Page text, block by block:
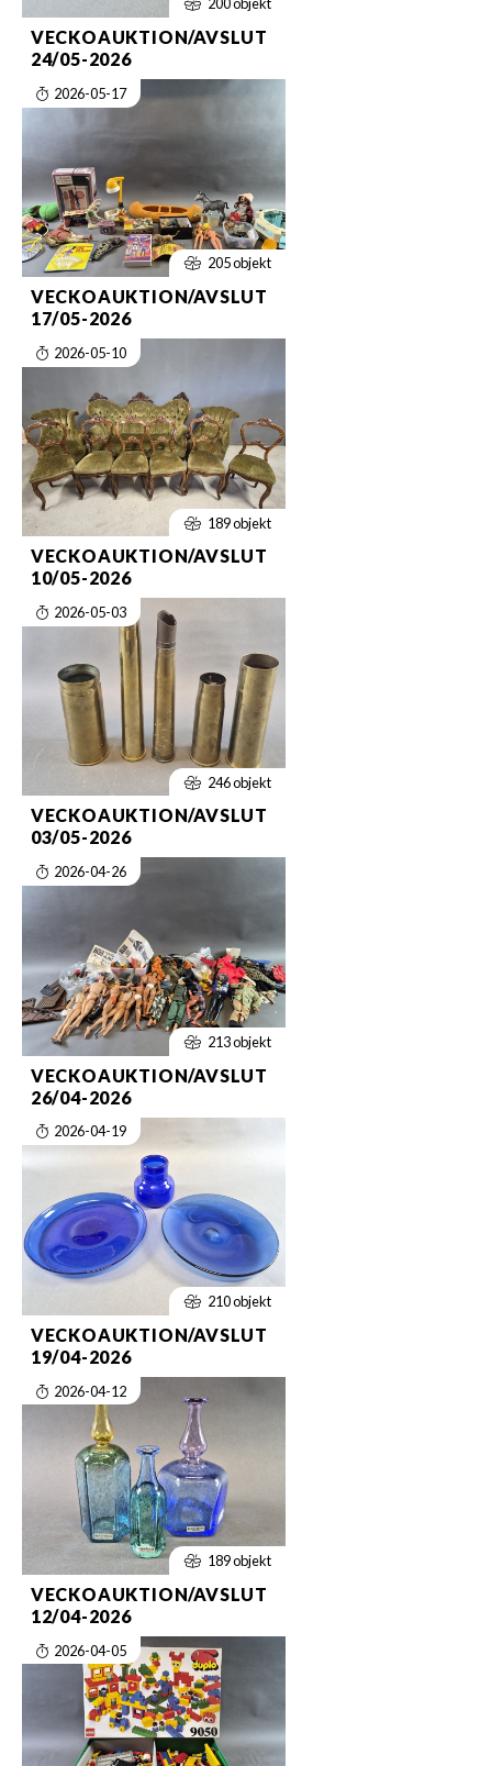
200 objekt
VECKOAUKTION/AVSLUT
24/05-2026
2026-05-17
205 objekt
VECKOAUKTION/AVSLUT
17/05-2026
2026-05-10
189 objekt
VECKOAUKTION/AVSLUT
10/05-2026
2026-05-03
246 objekt
VECKOAUKTION/AVSLUT
03/05-2026
2026-04-26
213 objekt
VECKOAUKTION/AVSLUT
26/04-2026
2026-04-19
210 objekt
VECKOAUKTION/AVSLUT
19/04-2026
2026-04-12
189 objekt
VECKOAUKTION/AVSLUT
12/04-2026
2026-04-05